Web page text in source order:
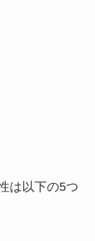
は以下の5つ